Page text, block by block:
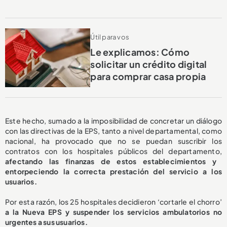
Útil para vos
Le explicamos: Cómo
solicitar un crédito digital
para comprar casa propia
Este hecho, sumado a la imposibilidad de concretar un diálogo
con las directivas de la EPS, tanto a nivel departamental, como
nacional, ha provocado que no se puedan suscribir los
contratos con los hospitales públicos del departamento,
afectando las finanzas de estos establecimientos y
entorpeciendo la correcta prestación del servicio a los
usuarios.
Por esta razón, los 25 hospitales decidieron ‘cortarle el chorro’
a la Nueva EPS y suspender los servicios ambulatorios no
urgentes a sus usuarios.